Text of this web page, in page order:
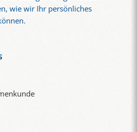
wie wir Ihr persönliches